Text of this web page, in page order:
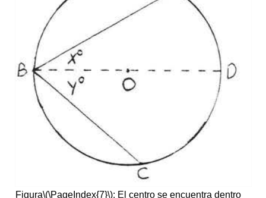
Figura\(\PageIndex{7}\): El centro se encuentra dentro